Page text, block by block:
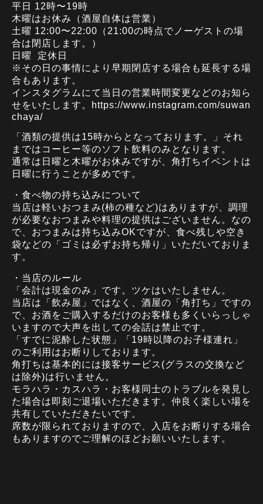
平日 12時〜19時
木曜はお休み（酒屋自体は営業）
土曜 12:00〜22:00（21:00の時点でノーゲストの場
合は閉店します。）
日曜 定休日
※その日の事情により早期閉店する場合も延長する場
合もあります。
インスタグラムにて当日の営業時間変更などのお知ら
せをいたします。
https://www.instagram.com/suwan
chaya/
「酒類の提供は15時からとなっております。」それ
まではコーヒー等のソフト飲料のみとなります。
通常は日曜と木曜がお休みですが、角打ちイベントは
日曜に行うことが多めです。
・食べ物の持ち込みについて
当店は軽いおつまみ(柿の種など)はありますが、調理
が必要なおつまみや料理の提供はございません。なの
で、おつまみは持ち込みOKですが、食べ残しや空き
袋などの「ゴミは必ずお持ち帰り」いただいておりま
す。
・当店のルール
「会計は現金のみ」です。ツケはいたしません。
当店は「飲み屋」ではなく、酒屋の「角打ち」ですの
で、お酒をご購入するだけのお客様も多くいらっしゃ
いますので大声を出しての会話は禁止です。
「すでに泥酔した状態」「19時以降のお子様連れ」
のご利用はお断りしております。
角打ちは基本的には接客サービス(グラスの交換など
は除外)は行いません。
モラハラ・カスハラ・お客様同士のトラブルを発見し
た場合は即刻ご退場いただきます。仲良く楽しい場を
共有していただきたいです。
席数が限られておりますので、入店をお断りする場合
もありますのでご理解のほどお願いいたします。